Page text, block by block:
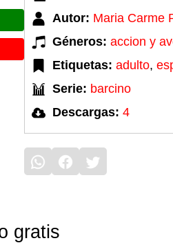
Autor: Maria Carme
Géneros: accion y
Etiquetas: adulto,
Serie: barcino
Descargas: 4
gratis